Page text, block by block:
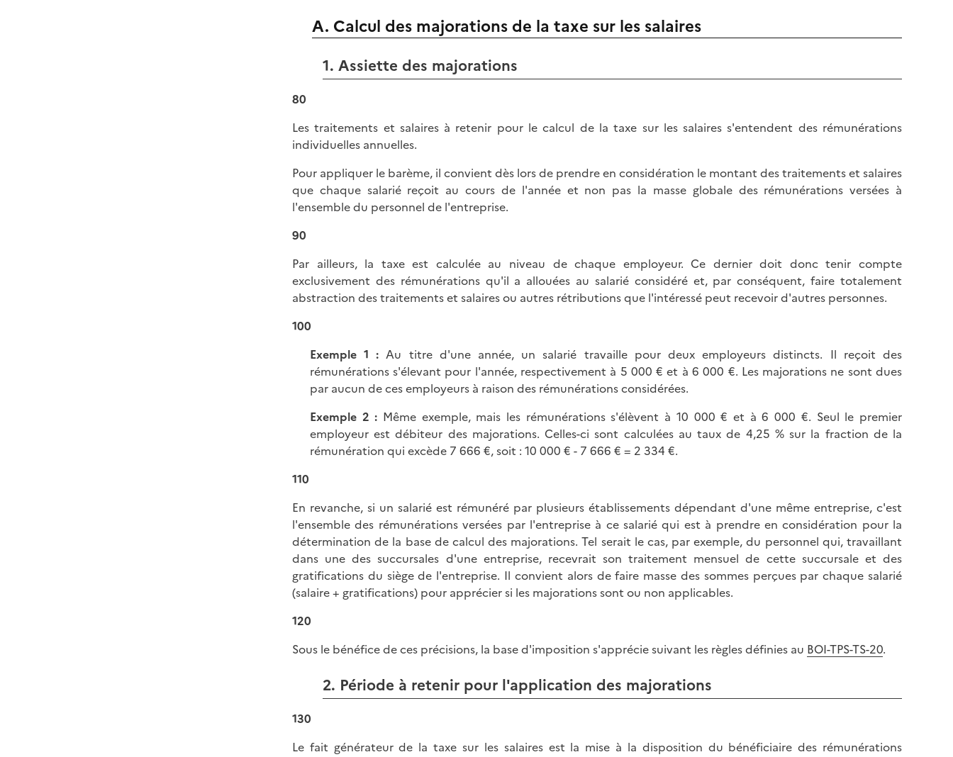
A. Calcul des majorations de la taxe sur les salaires
1. Assiette des majorations
80
Les traitements et salaires à retenir pour le calcul de la taxe sur les salaires s'entendent des rémunérations
individuelles annuelles.
Pour appliquer le barème, il convient dès lors de prendre en considération le montant des traitements et salaires
que chaque salarié reçoit au cours de l'année et non pas la masse globale des rémunérations versées à
l'ensemble du personnel de l'entreprise.
90
Par ailleurs, la taxe est calculée au niveau de chaque employeur. Ce dernier doit donc tenir compte
exclusivement des rémunérations qu'il a allouées au salarié considéré et, par conséquent, faire totalement
abstraction des traitements et salaires ou autres rétributions que l'intéressé peut recevoir d'autres personnes.
100
Exemple 1 : Au titre d'une année, un salarié travaille pour deux employeurs distincts. Il reçoit des
rémunérations s'élevant pour l'année, respectivement à 5 000 € et à 6 000 €. Les majorations ne sont dues
par aucun de ces employeurs à raison des rémunérations considérées.
Exemple 2 : Même exemple, mais les rémunérations s'élèvent à 10 000 € et à 6 000 €. Seul le premier
employeur est débiteur des majorations. Celles-ci sont calculées au taux de 4,25 % sur la fraction de la
rémunération qui excède 7 666 €, soit : 10 000 € - 7 666 € = 2 334 €.
110
En revanche, si un salarié est rémunéré par plusieurs établissements dépendant d'une même entreprise, c'est
l'ensemble des rémunérations versées par l'entreprise à ce salarié qui est à prendre en considération pour la
détermination de la base de calcul des majorations. Tel serait le cas, par exemple, du personnel qui, travaillant
dans une des succursales d'une entreprise, recevrait son traitement mensuel de cette succursale et des
gratifications du siège de l'entreprise. Il convient alors de faire masse des sommes perçues par chaque salarié
(salaire + gratifications) pour apprécier si les majorations sont ou non applicables.
120
Sous le bénéfice de ces précisions, la base d'imposition s'apprécie suivant les règles définies au BOI-TPS-TS-20.
2. Période à retenir pour l'application des majorations
130
Le fait générateur de la taxe sur les salaires est la mise à la disposition du bénéficiaire des rémunérations